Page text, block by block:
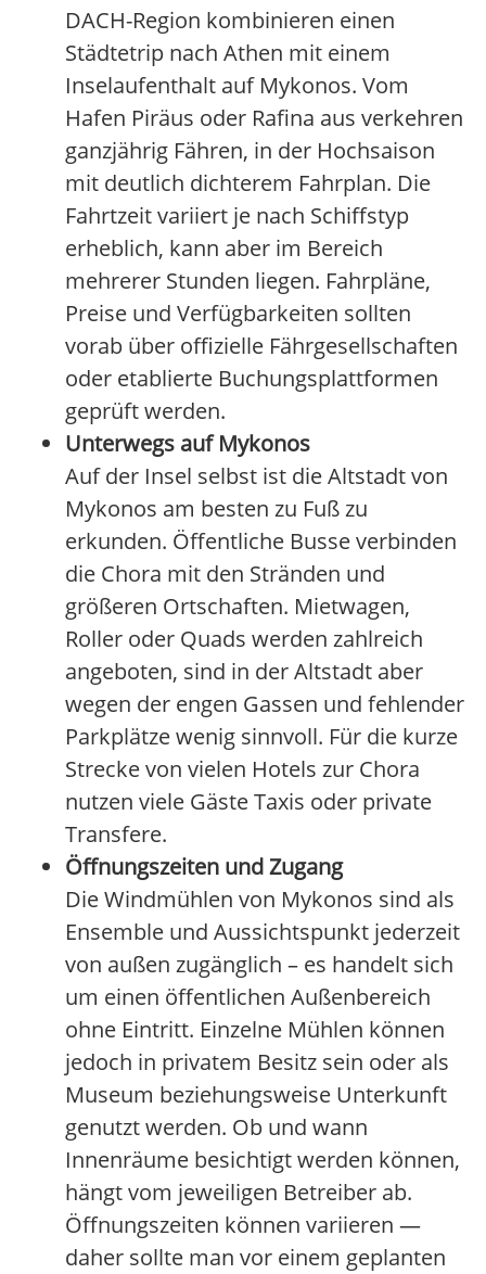
DACH-Region kombinieren einen
Städtetrip nach Athen mit einem
Inselaufenthalt auf Mykonos. Vom
Hafen Piräus oder Rafina aus verkehren
ganzjährig Fähren, in der Hochsaison
mit deutlich dichterem Fahrplan. Die
Fahrtzeit variiert je nach Schiffstyp
erheblich, kann aber im Bereich
mehrerer Stunden liegen. Fahrpläne,
Preise und Verfügbarkeiten sollten
vorab über offizielle Fährgesellschaften
oder etablierte Buchungsplattformen
geprüft werden.
Unterwegs auf Mykonos
Auf der Insel selbst ist die Altstadt von
Mykonos am besten zu Fuß zu
erkunden. Öffentliche Busse verbinden
die Chora mit den Stränden und
größeren Ortschaften. Mietwagen,
Roller oder Quads werden zahlreich
angeboten, sind in der Altstadt aber
wegen der engen Gassen und fehlender
Parkplätze wenig sinnvoll. Für die kurze
Strecke von vielen Hotels zur Chora
nutzen viele Gäste Taxis oder private
Transfere.
Öffnungszeiten und Zugang
Die Windmühlen von Mykonos sind als
Ensemble und Aussichtspunkt jederzeit
von außen zugänglich – es handelt sich
um einen öffentlichen Außenbereich
ohne Eintritt. Einzelne Mühlen können
jedoch in privatem Besitz sein oder als
Museum beziehungsweise Unterkunft
genutzt werden. Ob und wann
Innenräume besichtigt werden können,
hängt vom jeweiligen Betreiber ab.
Öffnungszeiten können variieren —
daher sollte man vor einem geplanten